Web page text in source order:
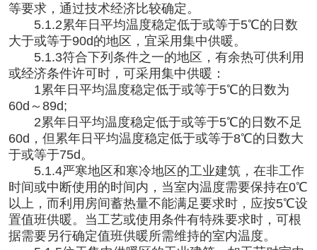
等要求，通过技术经济比较确定。
5.1.2累年日平均温度稳定低于或等于5℃的日数
大于或等于90d的地区，宜采用集中供暖。
5.1.3符合下列条件之一的地区，有余热可供利用
或经济条件许可时，可采用集中供暖：
1累年日平均温度稳定低于或等于5℃的日数为
60d～89d;
2累年日平均温度稳定低于或等于5℃的日数不足
60d，但累年日平均温度稳定低于或等于8℃的日数大
于或等于75d。
5.1.4严寒地区和寒冷地区的工业建筑，在非工作
时间或中断使用的时间内，当室内温度需要保持在0℃
以上，而利用房间蓄热量不能满足要求时，应按5℃设
置值班供暖。当工艺或使用条件有特殊要求时，可根
据需要另行确定值班供暖所需维持的室内温度。